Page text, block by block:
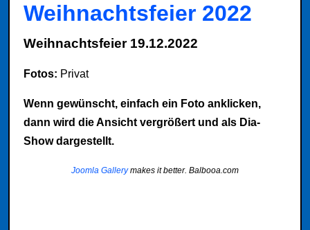
Weihnachtsfeier 2022
Weihnachtsfeier 19.12.2022
Fotos: Privat
Wenn gewünscht, einfach ein Foto anklicken,
dann wird die Ansicht vergrößert und als Dia-
Show dargestellt.
Joomla Gallerymakes it better. Balbooa.com